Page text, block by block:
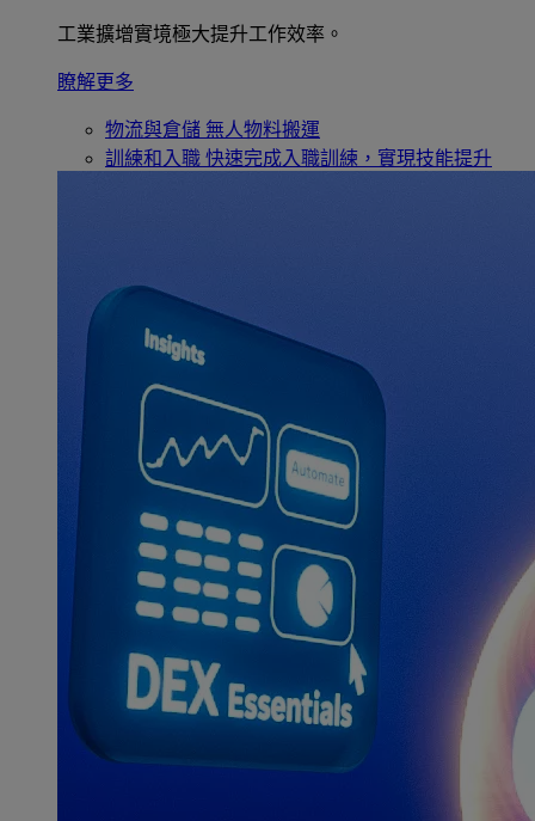
工業擴增實境極大提升工作效率。
瞭解更多
物流與倉儲 無人物料搬運
訓練和入職 快速完成入職訓練，實現技能提升